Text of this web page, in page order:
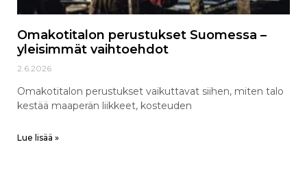
Omakotitalon perustukset Suomessa –
yleisimmät vaihtoehdot
2.6.2026
Omakotitalon perustukset vaikuttavat siihen, miten talo
kestää maaperän liikkeet, kosteuden
Lue lisää »